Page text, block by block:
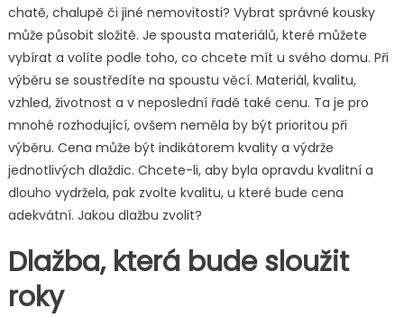
chatě, chalupě či jiné nemovitosti? Vybrat správné kousky
může působit složitě. Je spousta materiálů, které můžete
vybírat a volíte podle toho, co chcete mít u svého domu. Při
výběru se soustředíte na spoustu věcí. Materiál, kvalitu,
vzhled, životnost a v neposlední řadě také cenu. Ta je pro
mnohé rozhodující, ovšem neměla by být prioritou při
výběru. Cena může být indikátorem kvality a výdrže
jednotlivých dlaždic. Chcete-li, aby byla opravdu kvalitní a
dlouho vydržela, pak zvolte kvalitu, u které bude cena
adekvátní. Jakou dlažbu zvolit?
Dlažba, která bude sloužit
roky